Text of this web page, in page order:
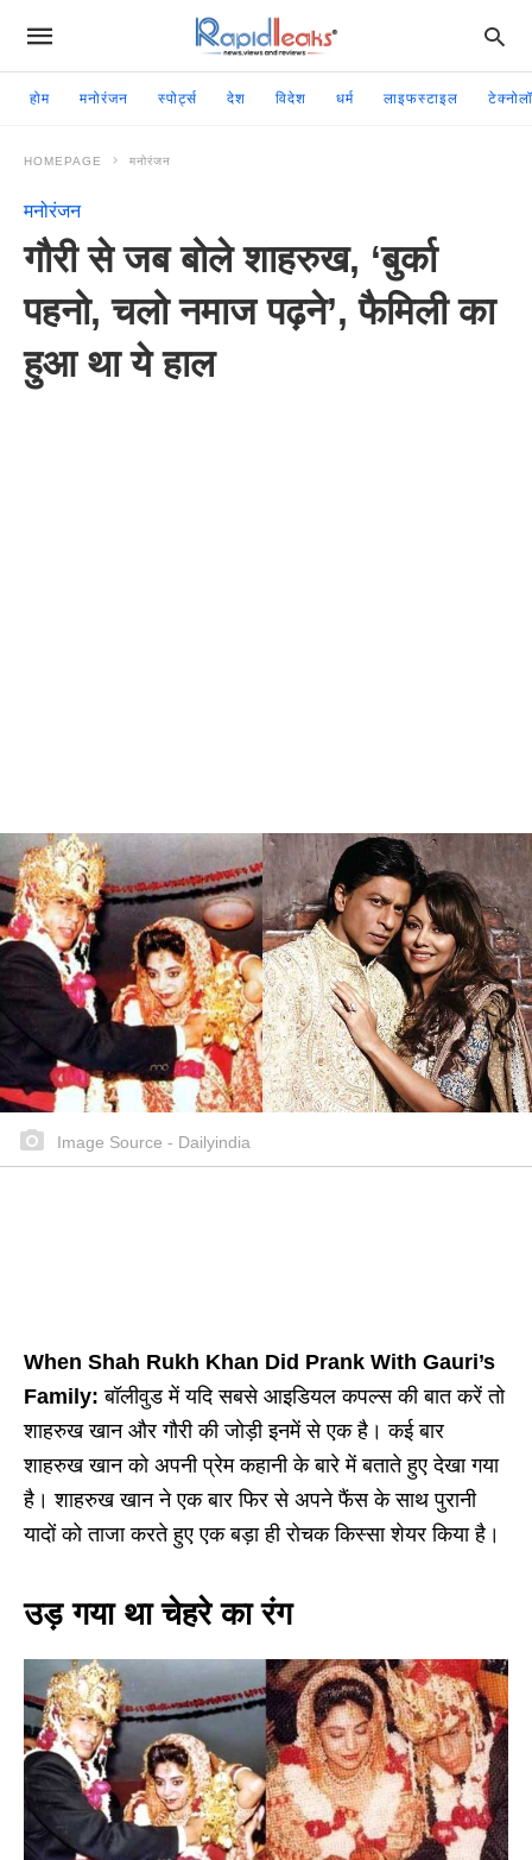
होम मनोरंजन स्पोर्ट्स देश विदेश धर्म लाइफस्टाइल
HOMEPAGE मनोरंजन
मनोरंजन
गौरी से जब बोले शाहरुख, ‘बुर्का
पहनो, चलो नमाज पढ़ने’, फैमिली का
हुआ था ये हाल
Image Source - Dailyindia
When Shah Rukh Khan Did Prank With Gauri’s
Family: बॉलीवुड में यदि सबसे आइडियल कपल्स की बात करें तो
शाहरुख खान और गौरी की जोड़ी इनमें से एक है। कई बार
शाहरुख खान को अपनी प्रेम कहानी के बारे में बताते हुए देखा गया
है। शाहरुख खान ने एक बार फिर से अपने फैंस के साथ पुरानी
यादों को ताजा करते हुए एक बड़ा ही रोचक किस्सा शेयर किया है।
उड़ गया था चेहरे का रंग